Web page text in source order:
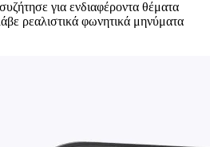
για ενδιαφέροντα θέματα
ρεαλιστικά φωνητικά μηνύματα